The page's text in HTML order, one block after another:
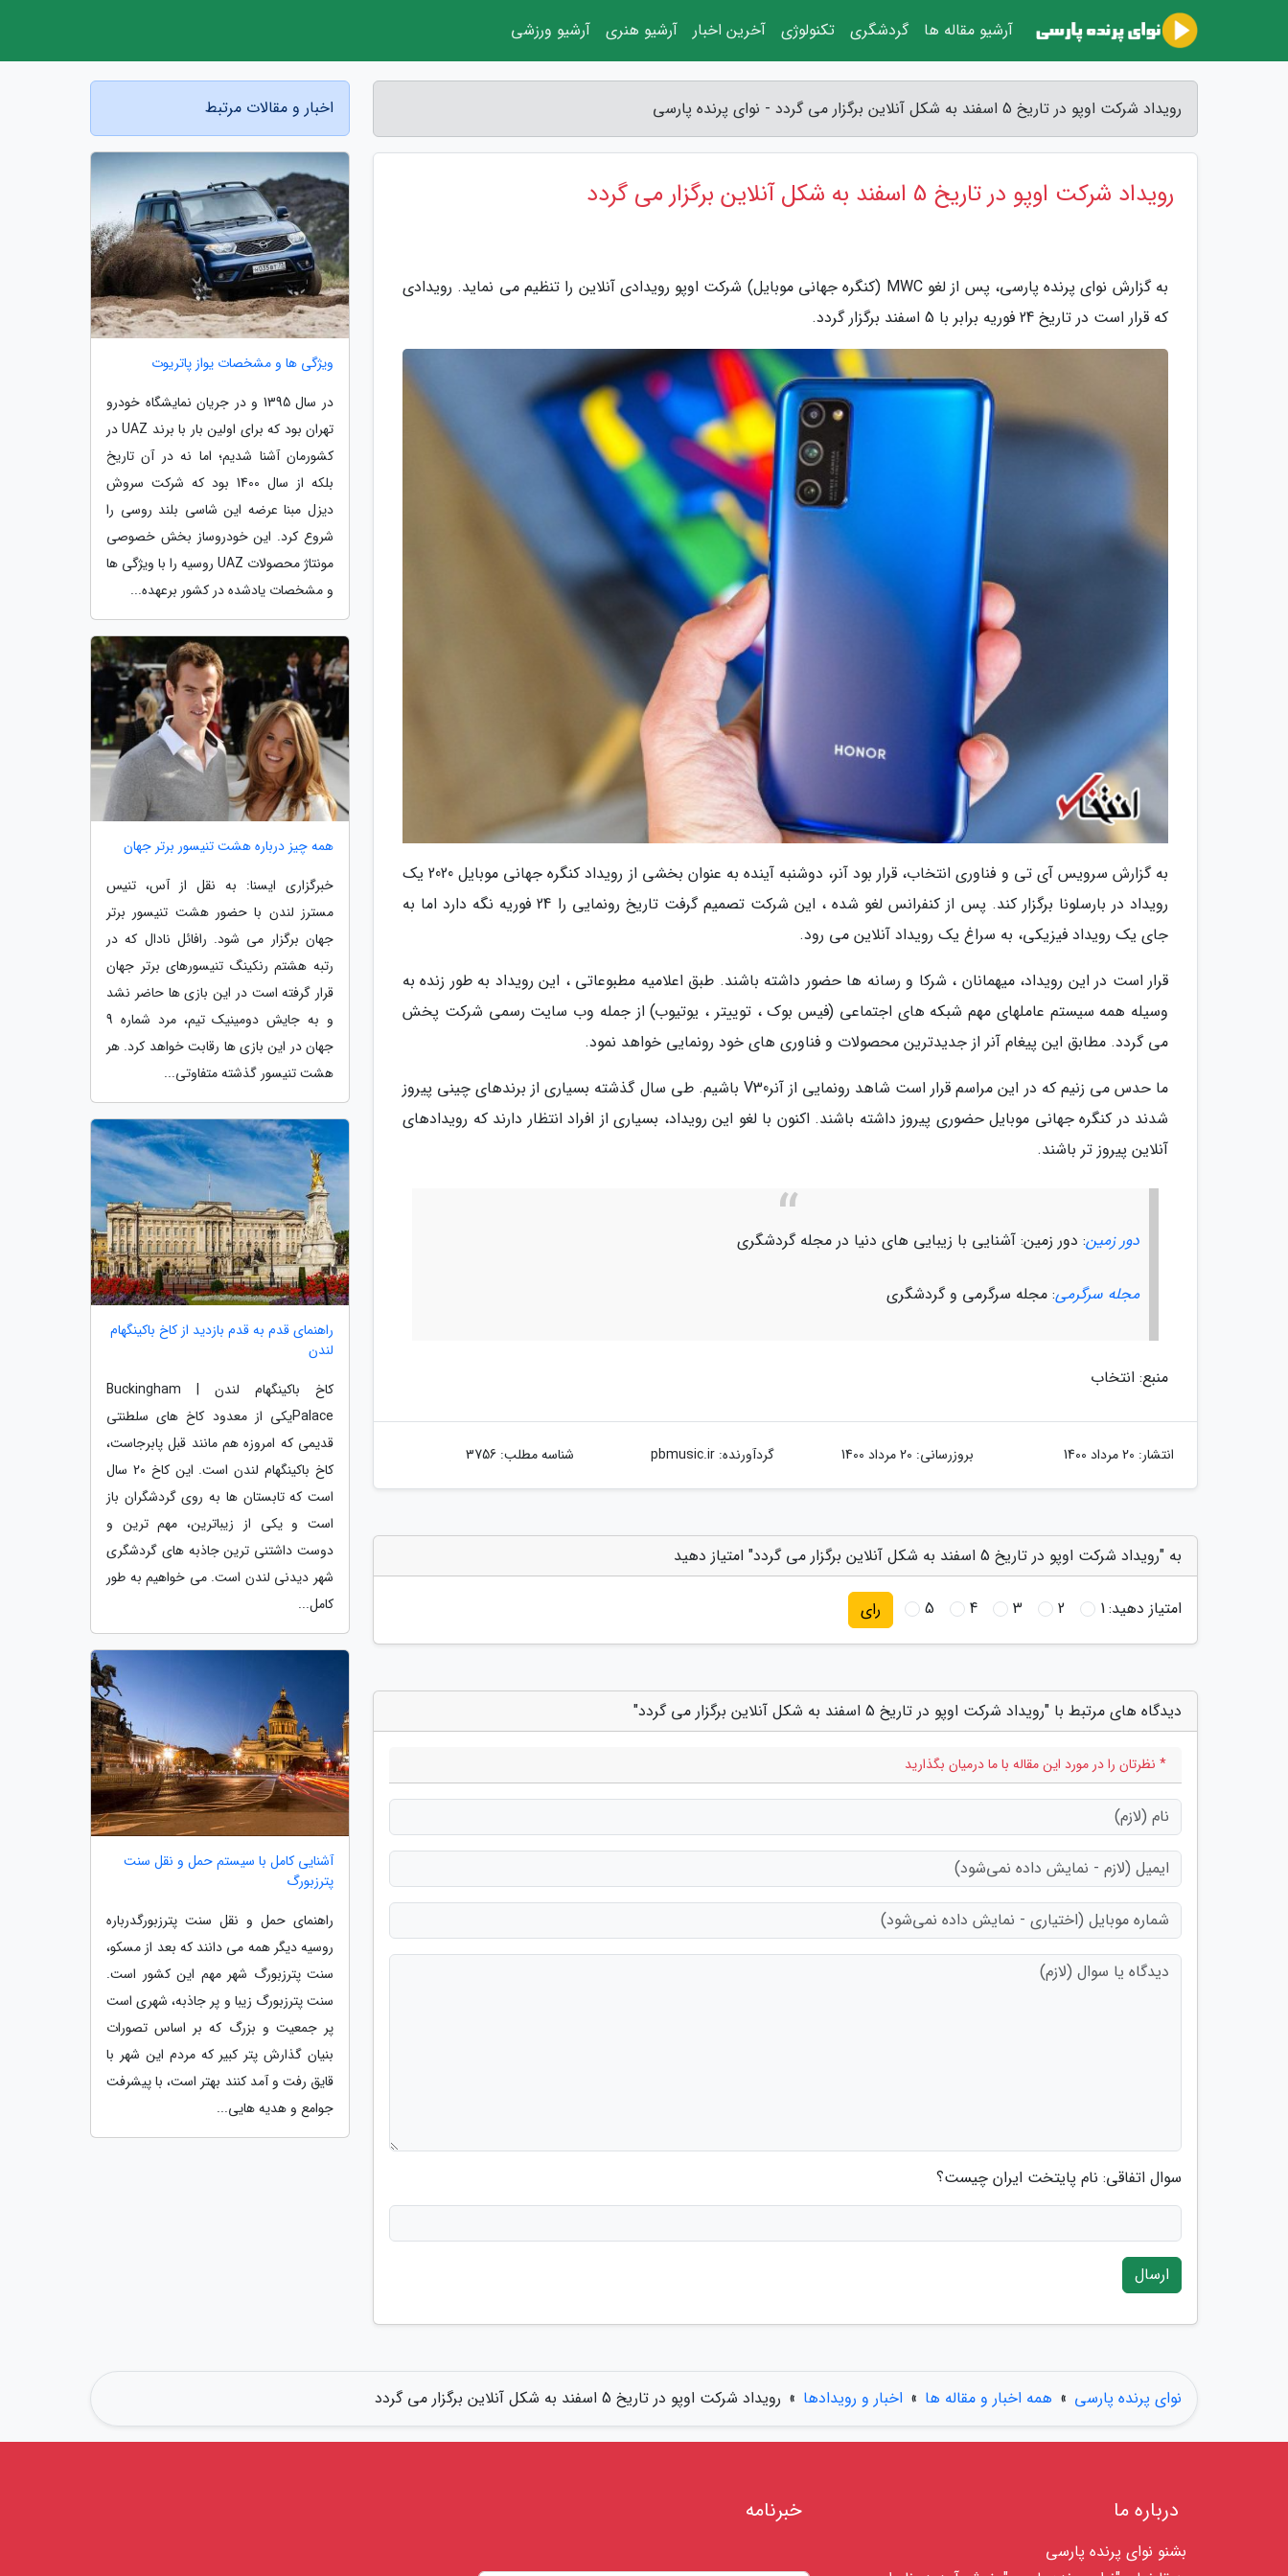
رویداد شرکت اوپو در تاریخ 5 اسفند به شکل آنلاین برگزار می گردد - نوای پرنده پارسی
رویداد شرکت اوپو در تاریخ 5 اسفند به شکل آنلاین برگزار می گردد
به گزارش نوای پرنده پارسی، پس از لغو MWC (کنگره جهانی موبایل) شرکت اوپو رویدادی آنلاین را تنظیم می نماید. رویدادی
که قرار است در تاریخ 24 فوریه برابر با 5 اسفند برگزار گردد.
به گزارش سرویس آی تی و فناوری انتخاب، قرار بود آنر، دوشنبه آینده به عنوان بخشی از رویداد کنگره جهانی موبایل 2020 یک
رویداد در بارسلونا برگزار کند. پس از کنفرانس لغو شده ، این شرکت تصمیم گرفت تاریخ رونمایی را 24 فوریه نگه دارد اما به
جای یک رویداد فیزیکی، به سراغ یک رویداد آنلاین می رود.
قرار است در این رویداد، میهمانان ، شرکا و رسانه ها حضور داشته باشند. طبق اعلامیه مطبوعاتی ، این رویداد به طور زنده به
وسیله همه سیستم عاملهای مهم شبکه های اجتماعی (فیس بوک ، توییتر ، یوتیوب) از جمله وب سایت رسمی شرکت پخش
می گردد. مطابق این پیغام آنر از جدیدترین محصولات و فناوری های خود رونمایی خواهد نمود.
ما حدس می زنیم که در این مراسم قرار است شاهد رونمایی از آنرV30 باشیم. طی سال گذشته بسیاری از برندهای چینی پیروز
شدند در کنگره جهانی موبایل حضوری پیروز داشته باشند. اکنون با لغو این رویداد، بسیاری از افراد انتظار دارند که رویدادهای
آنلاین پیروز تر باشند.
دور زمین: دور زمین: آشنایی با زیبایی های دنیا در مجله گردشگری
مجله سرگرمی: مجله سرگرمی و گردشگری
منبع: انتخاب
انتشار: 20 مرداد 1400 بروزرسانی: 20 مرداد 1400 گردآورنده:pbmusic.ir شناسه مطلب: 3756
به "رویداد شرکت اوپو در تاریخ 5 اسفند به شکل آنلاین برگزار می گردد" امتیاز دهید
امتیاز دهید:1
2
3
4
5 رای
دیدگاه های مرتبط با "رویداد شرکت اوپو در تاریخ 5 اسفند به شکل آنلاین برگزار می گردد"
* نظرتان را در مورد این مقاله با ما درمیان بگذارید
سوال اتفاقی: نام پایتخت ایران چیست؟
ارسال
اخبار و مقالات مرتبط
ویژگی ها و مشخصات یواز پاتریوت
در سال 1395 و در جریان نمایشگاه خودرو
تهران بود که برای اولین بار با برند UAZ در
کشورمان آشنا شدیم؛ اما نه در آن تاریخ
بلکه از سال 1400 بود که شرکت سروش
دیزل مبنا عرضه این شاسی بلند روسی را
شروع کرد. این خودروساز بخش خصوصی
مونتاژ محصولات UAZ روسیه را با ویژگی ها
و مشخصات یادشده در کشور برعهده...
همه چیز درباره هشت تنیسور برتر جهان
خبرگزاری ایسنا: به نقل از آس، تنیس
مسترز لندن با حضور هشت تنیسور برتر
جهان برگزار می شود. رافائل نادال که در
رتبه هشتم رنکینگ تنیسورهای برتر جهان
قرار گرفته است در این بازی ها حاضر نشد
و به جایش دومینیک تیم، مرد شماره 9
جهان در این بازی ها رقابت خواهد کرد. هر
هشت تنیسور گذشته متفاوتی...
راهنمای قدم به قدم بازدید از کاخ باکینگهام
لندن
کاخ باکینگهام لندن | Buckingham
Palaceیکی از معدود کاخ های سلطنتی
قدیمی که امروزه هم مانند قبل پابرجاست،
کاخ باکینگهام لندن است. این کاخ 20 سال
است که تابستان ها به روی گردشگران باز
است و یکی از زیباترین، مهم ترین و
دوست داشتنی ترین جاذبه های گردشگری
شهر دیدنی لندن است. می خواهیم به طور
کامل...
آشنایی کامل با سیستم حمل و نقل سنت
پترزبورگ
راهنمای حمل و نقل سنت پترزبورگدرباره
روسیه دیگر همه می دانند که بعد از مسکو،
سنت پترزبورگ شهر مهم این کشور است.
سنت پترزبورگ زیبا و پر جاذبه، شهری است
پر جمعیت و بزرگ که بر اساس تصورات
بنیان گذارش پتر کبیر که مردم این شهر با
قایق رفت و آمد کنند بهتر است، با پیشرفت
جوامع و هدیه هایی...
نوای پرنده پارسی » همه اخبار و مقاله ها » اخبار و رویدادها » رویداد شرکت اوپو در تاریخ 5 اسفند به شکل آنلاین برگزار می گردد
آرشیو مقاله ها گردشگری تکنولوژی آخرین اخبار آرشیو هنری آرشیو ورزشی
درباره ما
بشنو نوای پرنده پارسی
خبرنامه